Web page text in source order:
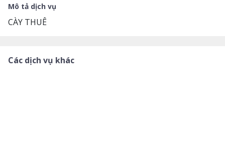
khi đơn đang thực hiện
VI PHẠM NHỮNG QUY ĐỊNH TRÊN SẼ
Bạn sẽ nhận được vật phẩm sau 48h kể từ
lúc đơn được nhận
Mô tả dịch vụ
CÀY THUÊ
Các dịch vụ khác